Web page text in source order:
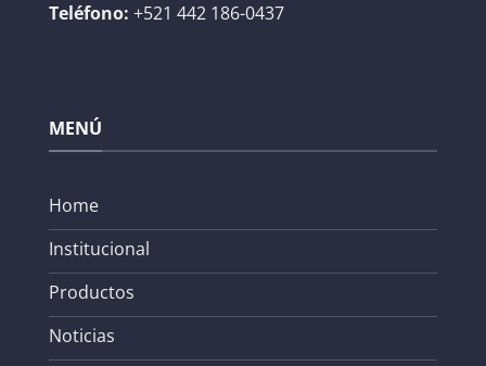
Teléfono: +521 442 186-0437
MENÚ
Home
Institucional
Productos
Noticias